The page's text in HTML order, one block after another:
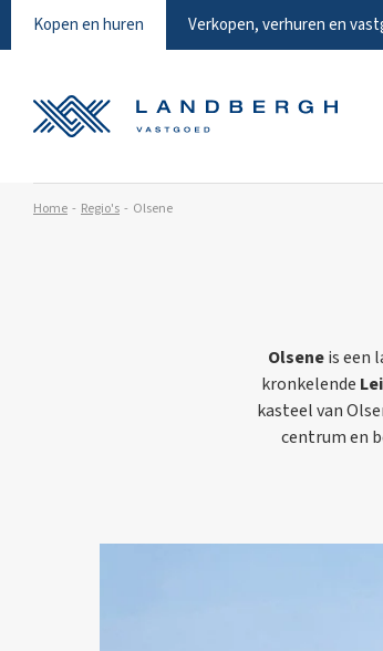
Kopen en huren Verkopen, verhuren en
Home Regio's Olsene
Olseneis een
kronkelende
kasteel van
centrum en